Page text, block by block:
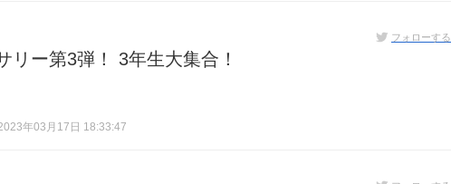
フォローする
リー第3弾！ 3年生大集合！
年03月17日 18:33:47